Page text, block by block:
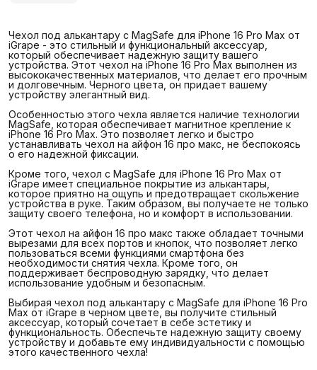
Чехол под алькантару с MagSafe для iPhone 16 Pro Max от
iGrape - это стильный и функциональный аксессуар,
который обеспечивает надежную защиту вашего
устройства. Этот чехол на iPhone 16 Pro Max выполнен из
высококачественных материалов, что делает его прочным
и долговечным. Черного цвета, он придает вашему
устройству элегантный вид.
Особенностью этого чехла является наличие технологии
MagSafe, которая обеспечивает магнитное крепление к
iPhone 16 Pro Max. Это позволяет легко и быстро
устанавливать чехол на айфон 16 про макс, не беспокоясь
о его надежной фиксации.
Кроме того, чехол с MagSafe для iPhone 16 Pro Max от
iGrape имеет специальное покрытие из алькантары,
которое приятно на ощупь и предотвращает скольжение
устройства в руке. Таким образом, вы получаете не только
защиту своего телефона, но и комфорт в использовании.
Этот чехол на айфон 16 про макс также обладает точными
вырезами для всех портов и кнопок, что позволяет легко
пользоваться всеми функциями смартфона без
необходимости снятия чехла. Кроме того, он
поддерживает беспроводную зарядку, что делает
использование удобным и безопасным.
Выбирая чехол под алькантару с MagSafe для iPhone 16 Pro
Max от iGrape в черном цвете, вы получите стильный
аксессуар, который сочетает в себе эстетику и
функциональность. Обеспечьте надежную защиту своему
устройству и добавьте ему индивидуальности с помощью
этого качественного чехла!